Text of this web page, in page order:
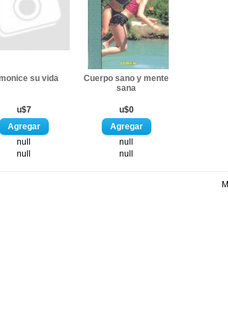
su vida
u$7
null
null
Cuerpo sano y mente
sana
u$0
null
null